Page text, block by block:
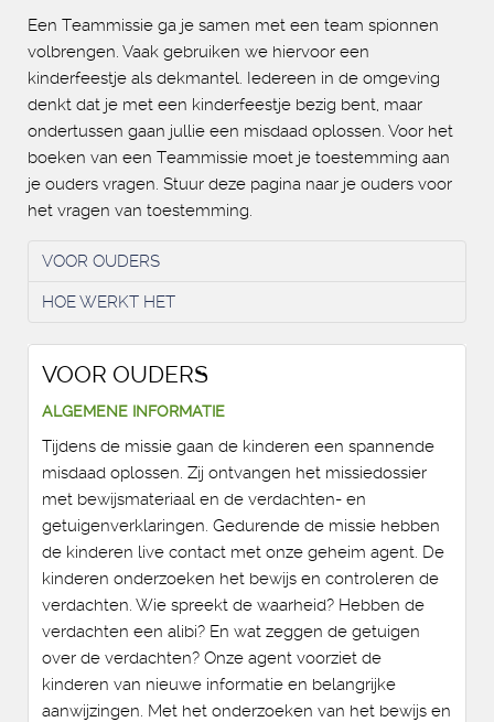
Een Teammissie ga je samen met een team spionnen
volbrengen. Vaak gebruiken we hiervoor een
kinderfeestje als dekmantel. Iedereen in de omgeving
denkt dat je met een kinderfeestje bezig bent, maar
ondertussen gaan jullie een misdaad oplossen. Voor het
boeken van een Teammissie moet je toestemming aan
je ouders vragen. Stuur deze pagina naar je ouders voor
het vragen van toestemming.
VOOR OUDERS
HOE WERKT HET
VOOR OUDERS
ALGEMENE INFORMATIE
Tijdens de missie gaan de kinderen een spannende
misdaad oplossen. Zij ontvangen het missiedossier
met bewijsmateriaal en de verdachten- en
getuigenverklaringen. Gedurende de missie hebben
de kinderen live contact met onze geheim agent. De
kinderen onderzoeken het bewijs en controleren de
verdachten. Wie spreekt de waarheid? Hebben de
verdachten een alibi? En wat zeggen de getuigen
over de verdachten? Onze agent voorziet de
kinderen van nieuwe informatie en belangrijke
aanwijzingen. Met het onderzoeken van het bewijs en